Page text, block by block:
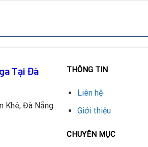
pad và sửa VGA tại
giúp duy trì nhiệt độ ổn định, bảo
đồ họa bị sọc tại Đà Nẵng uy tín, nơi
5/5 - (1 bình chọn)
Tại Đà
Khê, Đà Nẵng
THÔNG TIN
Liên hệ
Giới thiệu
CHUYÊN MỤC